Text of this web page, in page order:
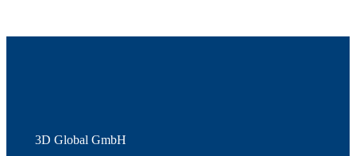
3D Global GmbH